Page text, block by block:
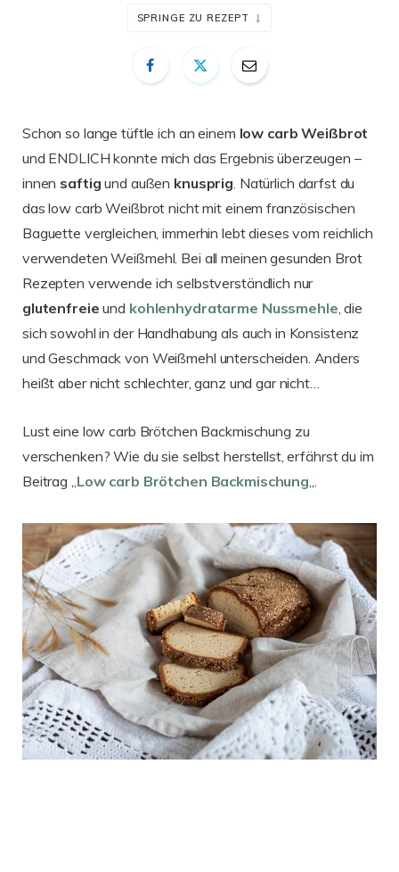
SPRINGE ZU REZEPT
Schon so lange tüftle ich an einem low carb Weißbrot
und ENDLICH konnte mich das Ergebnis überzeugen –
innen saftig und außen knusprig. Natürlich darfst du
das low carb Weißbrot nicht mit einem französischen
Baguette vergleichen, immerhin lebt dieses vom reichlich
verwendeten Weißmehl. Bei all meinen gesunden Brot
Rezepten verwende ich selbstverständlich nur
glutenfreie und kohlenhydratarme Nussmehle, die
sich sowohl in der Handhabung als auch in Konsistenz
und Geschmack von Weißmehl unterscheiden. Anders
heißt aber nicht schlechter, ganz und gar nicht…
Lust eine low carb Brötchen Backmischung zu
verschenken? Wie du sie selbst herstellst, erfährst du im
Beitrag „Low carb Brötchen Backmischung„.